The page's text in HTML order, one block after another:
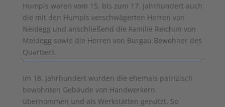
Humpis waren vom 15. bis zum 17. Jahrhundert auch
die mit den Humpis verschwägerten Herren von
Neidegg und anschließend die Familie Reichlin von
Meldegg sowie die Herren von Burgau Bewohner des
Quartiers.
Im 18. Jahrhundert wurden die ehemals patrizisch
bewohnten Gebäude von Handwerkern
übernommen und als Werkstätten genutzt. So